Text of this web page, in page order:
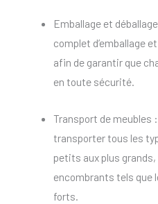
Emballage et
complet d’emballage
afin de garantir que
en toute sécurité.
Transport de meubles
transporter tous les
petits aux plus
encombrants tels que
forts.